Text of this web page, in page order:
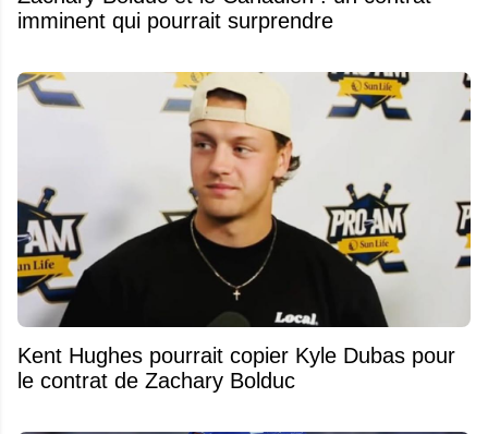
imminent qui pourrait surprendre
Kent Hughes pourrait copier Kyle Dubas pour
le contrat de Zachary Bolduc